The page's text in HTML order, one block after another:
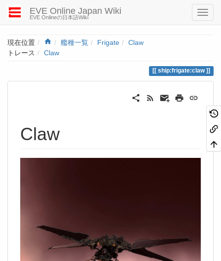
EVE Online Japan Wiki
EVE Onlineの日本語Wiki
現在位置 Home
艦種一覧 Frigate
Claw
トレース
Claw
ship:frigate:claw
Claw